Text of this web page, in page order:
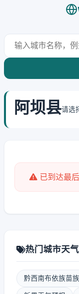
阿坝县请选
已到达最后
热门城市天
黔西南布依族苗